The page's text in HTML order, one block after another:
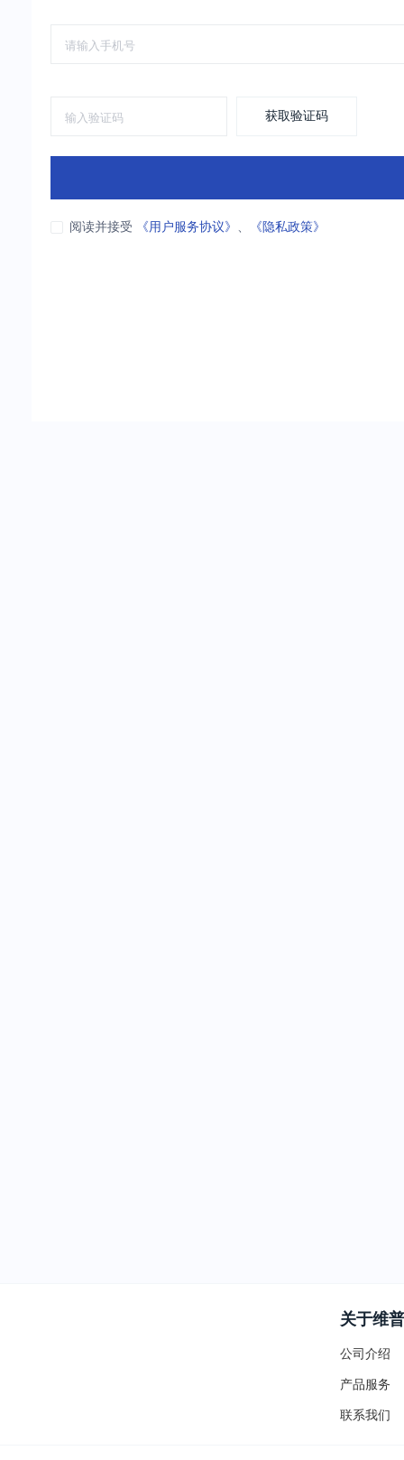
获取验证码
阅读并接受 《用户服务协议》 、 《隐私政策》
关于维普
公司介绍
产品服务
联系我们